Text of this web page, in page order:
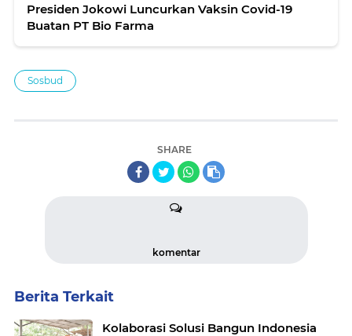
Presiden Jokowi Luncurkan Vaksin Covid-19
Buatan PT Bio Farma
Sosbud
SHARE
komentar
Berita Terkait
Kolaborasi Solusi Bangun Indonesia